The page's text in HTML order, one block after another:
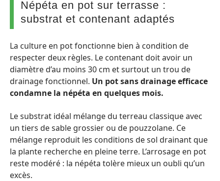
Népéta en pot sur terrasse :
substrat et contenant adaptés
La culture en pot fonctionne bien à condition de
respecter deux règles. Le contenant doit avoir un
diamètre d’au moins 30 cm et surtout un trou de
drainage fonctionnel. Un pot sans drainage efficace
condamne la népéta en quelques mois.
Le substrat idéal mélange du terreau classique avec
un tiers de sable grossier ou de pouzzolane. Ce
mélange reproduit les conditions de sol drainant que
la plante recherche en pleine terre. L’arrosage en pot
reste modéré : la népéta tolère mieux un oubli qu’un
excès.